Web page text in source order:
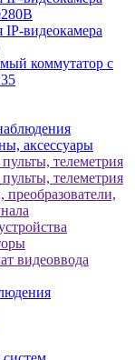
IP-видеокамера
коммутатор с
аксессуары
телеметрия
телеметрия
преобразователи,
видеоввода